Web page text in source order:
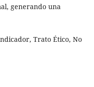
generando una
Trato Ético, No